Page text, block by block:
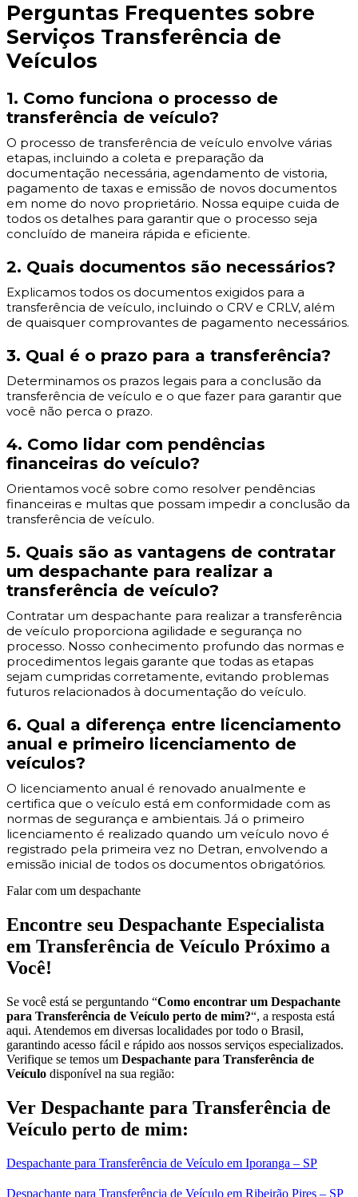
Perguntas Frequentes sobre
Serviços Transferência de
Veículos
1. Como funciona o processo de
transferência de veículo?
O processo de transferência de veículo envolve várias
etapas, incluindo a coleta e preparação da
documentação necessária, agendamento de vistoria,
pagamento de taxas e emissão de novos documentos
em nome do novo proprietário. Nossa equipe cuida de
todos os detalhes para garantir que o processo seja
concluído de maneira rápida e eficiente.
2. Quais documentos são necessários?
Explicamos todos os documentos exigidos para a
transferência de veículo, incluindo o CRV e CRLV, além
de quaisquer comprovantes de pagamento necessários.
3. Qual é o prazo para a transferência?
Determinamos os prazos legais para a conclusão da
transferência de veículo e o que fazer para garantir que
você não perca o prazo.
4. Como lidar com pendências
financeiras do veículo?
Orientamos você sobre como resolver pendências
financeiras e multas que possam impedir a conclusão da
transferência de veículo.
5. Quais são as vantagens de contratar
um despachante para realizar a
transferência de veículo?
Contratar um despachante para realizar a transferência
de veículo proporciona agilidade e segurança no
processo. Nosso conhecimento profundo das normas e
procedimentos legais garante que todas as etapas
sejam cumpridas corretamente, evitando problemas
futuros relacionados à documentação do veículo.
6. Qual a diferença entre licenciamento
anual e primeiro licenciamento de
veículos?
O licenciamento anual é renovado anualmente e
certifica que o veículo está em conformidade com as
normas de segurança e ambientais. Já o primeiro
licenciamento é realizado quando um veículo novo é
registrado pela primeira vez no Detran, envolvendo a
emissão inicial de todos os documentos obrigatórios.
Falar com um despachante
Encontre seu Despachante Especialista
em Transferência de Veículo Próximo a
Você!
Se você está se perguntando “Como encontrar um Despachante
para Transferência de Veículo perto de mim?“, a resposta está
aqui. Atendemos em diversas localidades por todo o Brasil,
garantindo acesso fácil e rápido aos nossos serviços especializados.
Verifique se temos um Despachante para Transferência de
Veículo disponível na sua região:
Ver Despachante para Transferência de
Veículo perto de mim:
Despachante para Transferência de Veículo em Iporanga – SP
Despachante para Transferência de Veículo em Ribeirão Pires – SP